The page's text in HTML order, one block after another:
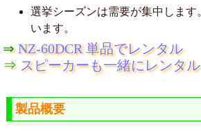
選挙シーズンは需要が集中しま
います。
⇒NZ-60DCR 単品でレンタル
⇒ スピーカーも一緒にレンタル
製品概要